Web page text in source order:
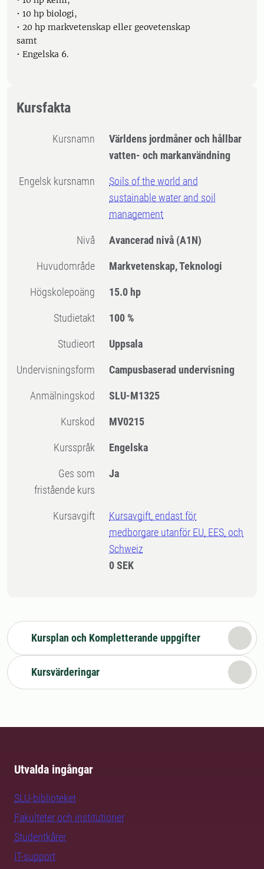
• 10 hp biologi,
• 20 hp markvetenskap eller geovetenskap
samt
• Engelska 6.
Kursfakta
Kursnamn
Världens jordmåner och hållbar
vatten- och markanvändning
Engelsk kursnamn
Soils of the world and
sustainable water and soil
management
Nivå Avancerad nivå (A1N)
Huvudområde Markvetenskap, Teknologi
högskolepoäng 15.0 hp
Studietakt 100 %
Studieort Uppsala
Undervisningsform Campusbaserad undervisning
Anmälningskod SLU-M1325
Kurskod MV0215
Kursspråk Engelska
Ges som
fristående kurs
Ja
Kursavgift
Kursavgift, endast för
medborgare utanför EU, EES, och
Schweiz
0 SEK
Kursplan och Kompletterande uppgifter
Kursvärderingar
Utvalda ingångar
SLU-biblioteket
Fakulteter och institutioner
Studentkårer
IT-support